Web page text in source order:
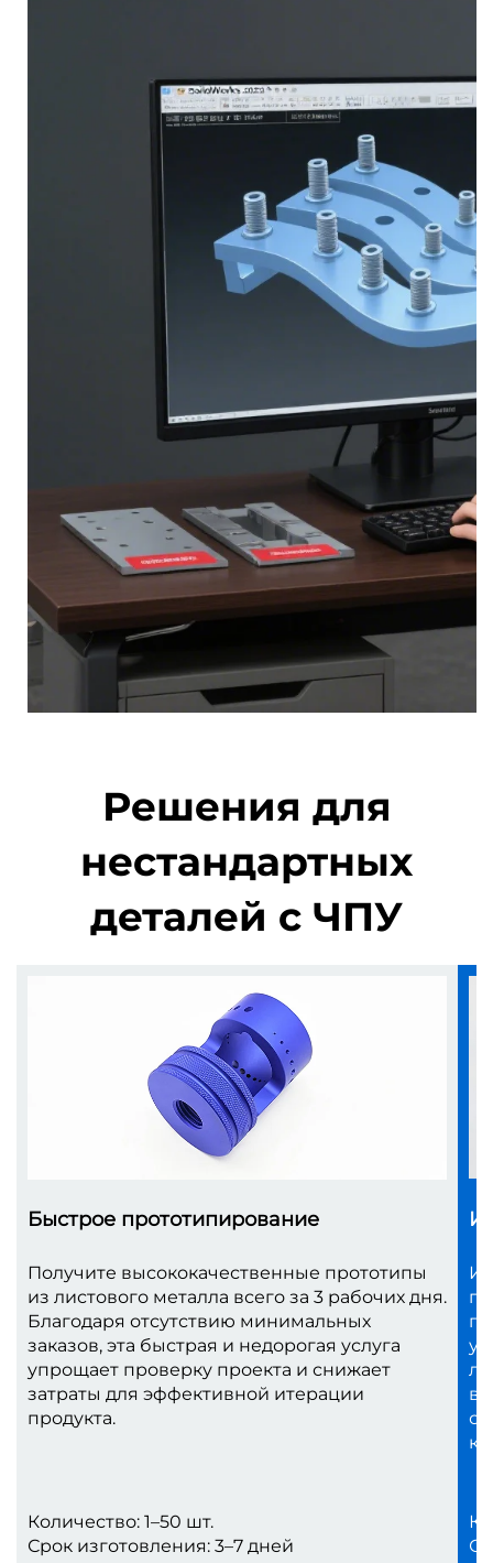
Решения для
нестандартных
деталей с ЧПУ
Быстрое прототипирование
Получите высококачественные прототипы
из листового металла всего за 3 рабочих дня.
Благодаря отсутствию минимальных
заказов, эта быстрая и недорогая услуга
упрощает проверку проекта и снижает
затраты для эффективной итерации
продукта.
Количество: 1–50 шт.
Срок изготовления: 3–7 дней